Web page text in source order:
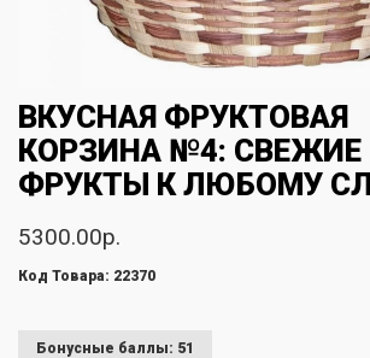
ВКУСНАЯ ФРУКТОВАЯ
КОРЗИНА №4: СВЕЖИЕ
ФРУКТЫ К ЛЮБОМУ
5300.00р.
Код Товара: 22370
Бонусные баллы: 51